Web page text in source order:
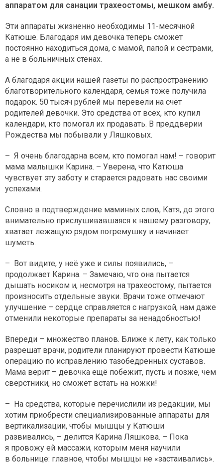
аппаратом для санации трахеостомы, мешком амбу.
Эти аппараты жизненно необходимы 11-месячной
Катюше. Благодаря им девочка теперь сможет
постоянно находиться дома, с мамой, папой и сёстрами,
а не в больничных стенах.
А благодаря акции нашей газеты по распространению
благотворительного календаря, семья тоже получила
подарок. 50 тысяч рублей мы перевели на счёт
родителей девочки. Это средства от всех, кто купил
календари, кто помогал их продавать. В преддверии
Рождества мы побывали у Ляшковых.
– Я очень благодарна всем, кто помогал нам! – говорит
мама малышки Карина. – Уверена, что Катюша
чувствует эту заботу и старается радовать нас своими
успехами.
Словно в подтверждение маминых слов, Катя, до этого
внимательно прислушивавшаяся к нашему разговору,
хватает лежащую рядом погремушку и начинает
шуметь.
– Вот видите, у неё уже и силы появились, –
продолжает Карина. – Замечаю, что она пытается
дышать носиком и, несмотря на трахеостому, пытается
произносить отдельные звуки. Врачи тоже отмечают
улучшение – сердце справляется с нагрузкой, нам даже
отменили некоторые препараты за ненадобностью!
Впереди – множество планов. Ближе к лету, как только
разрешат врачи, родители планируют провести Катюше
операцию по исправлению тазобедренных суставов.
Мама верит – девочка ещё побежит, пусть и позже, чем
сверстники, но сможет встать на ножки!
– На средства, которые перечислили из редакции, мы
хотим приобрести специализированные аппараты для
вертикализации, чтобы мышцы у Катюши
развивались, – делится Карина Ляшкова. – Пока
я провожу ей массажи, которым меня научили
в больнице: главное, чтобы мышцы не «застаивались».